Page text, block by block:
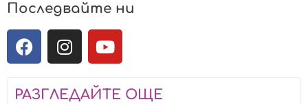
Последвайте ни
РАЗГЛЕДАЙТЕ ОЩЕ